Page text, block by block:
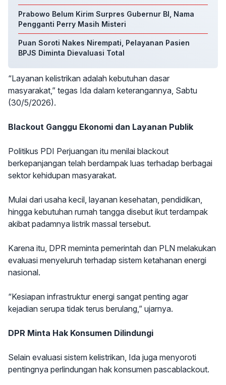
Prabowo Belum Kirim Surpres Gubernur BI, Nama
Pengganti Perry Masih Misteri
Puan Soroti Nakes Nirempati, Pelayanan Pasien
BPJS Diminta Dievaluasi Total
“Layanan kelistrikan adalah kebutuhan dasar
masyarakat,” tegas Ida dalam keterangannya, Sabtu
(30/5/2026).
Blackout Ganggu Ekonomi dan Layanan Publik
Politikus PDI Perjuangan itu menilai blackout
berkepanjangan telah berdampak luas terhadap berbagai
sektor kehidupan masyarakat.
Mulai dari usaha kecil, layanan kesehatan, pendidikan,
hingga kebutuhan rumah tangga disebut ikut terdampak
akibat padamnya listrik massal tersebut.
Karena itu, DPR meminta pemerintah dan PLN melakukan
evaluasi menyeluruh terhadap sistem ketahanan energi
nasional.
“Kesiapan infrastruktur energi sangat penting agar
kejadian serupa tidak terus berulang,” ujarnya.
DPR Minta Hak Konsumen Dilindungi
Selain evaluasi sistem kelistrikan, Ida juga menyoroti
pentingnya perlindungan hak konsumen pascablackout.